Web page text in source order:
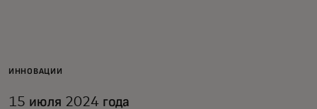
Для бизнеса
ИННОВАЦИИ
15 июля 2024 года